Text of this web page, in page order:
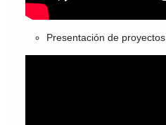
Presentación de proyectos